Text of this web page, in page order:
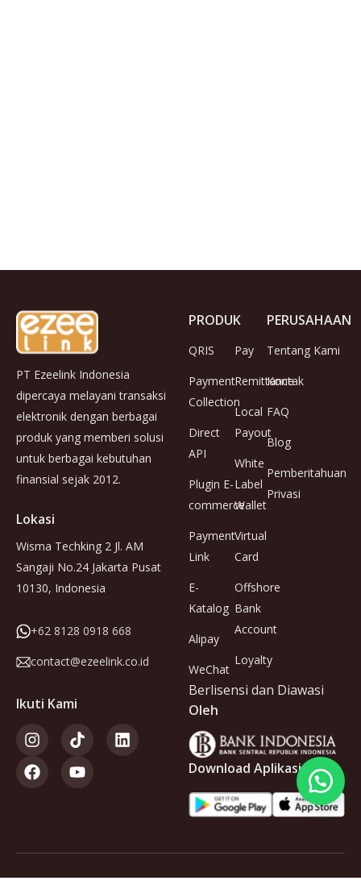
PT Ezeelink Indonesia
dipercaya melayani transaksi
elektronik dengan berbagai
produk yang memberi solusi
untuk berbagai kebutuhan
finansial sejak 2012.
Lokasi
Wisma Techking 2 Jl. AM
Sangaji No.24 Jakarta Pusat
10130, Indonesia
+62 8128 0918 668
contact@ezeelink.co.id
Ikuti Kami
PRODUK
QRIS
Payment
Collection
Direct
API
Plugin E-
commerce
Payment
Link
E-
Katalog
Alipay
WeChat
Pay
Remittance
Local
Payout
White
Label
Wallet
Virtual
Card
Offshore
Bank
Account
Loyalty
PERUSAHAAN
Tentang Kami
Kontak
FAQ
Blog
Pemberitahuan
Privasi
Berlisensi dan Diawasi
Oleh
Download Aplikasi